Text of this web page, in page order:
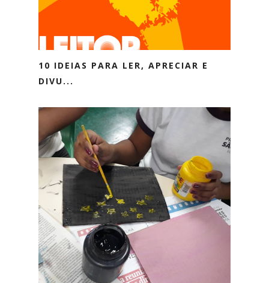
10 IDEIAS PARA LER, APRECIAR E
DIVU...